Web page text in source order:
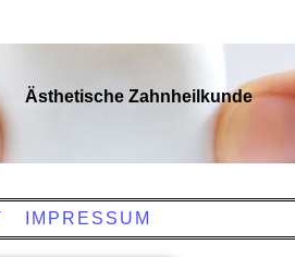
Ästhetische Zahnheilkunde
IMPRESSUM